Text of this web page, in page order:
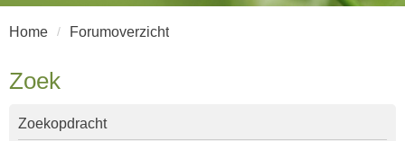
Home Forumoverzicht
Zoek
Zoekopdracht